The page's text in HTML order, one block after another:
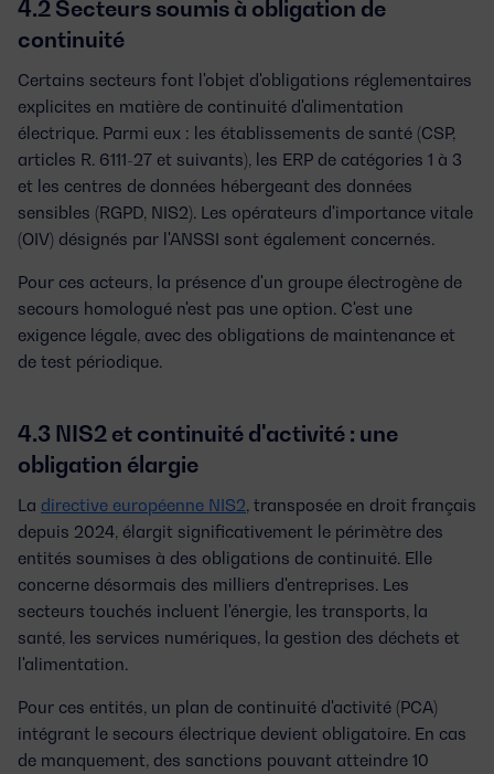
4.2 Secteurs soumis à obligation de
continuité
Certains secteurs font l'objet d'obligations réglementaires
explicites en matière de continuité d'alimentation
électrique. Parmi eux : les établissements de santé (CSP,
articles R. 6111-27 et suivants), les ERP de catégories 1 à 3
et les centres de données hébergeant des données
sensibles (RGPD, NIS2). Les opérateurs d'importance vitale
(OIV) désignés par l'ANSSI sont également concernés.
Pour ces acteurs, la présence d'un groupe électrogène de
secours homologué n'est pas une option. C'est une
exigence légale, avec des obligations de maintenance et
de test périodique.
4.3 NIS2 et continuité d'activité : une
obligation élargie
La directive européenne NIS2 , transposée en droit français
depuis 2024, élargit significativement le périmètre des
entités soumises à des obligations de continuité. Elle
concerne désormais des milliers d'entreprises. Les
secteurs touchés incluent l'énergie, les transports, la
santé, les services numériques, la gestion des déchets et
l'alimentation.
Pour ces entités, un plan de continuité d'activité (PCA)
intégrant le secours électrique devient obligatoire. En cas
de manquement, des sanctions pouvant atteindre 10